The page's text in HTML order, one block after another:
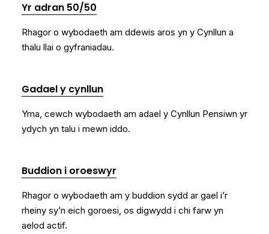
Yr adran 50/50
Rhagor o wybodaeth am ddewis aros yn y Cynllun a
thalu llai o gyfraniadau.
Gadael y cynllun
Yma, cewch wybodaeth am adael y Cynllun Pensiwn yr
ydych yn talu i mewn iddo.
Buddion i oroeswyr
Rhagor o wybodaeth am y buddion sydd ar gael i’r
rheiny sy’n eich goroesi, os digwydd i chi farw yn
aelod actif.